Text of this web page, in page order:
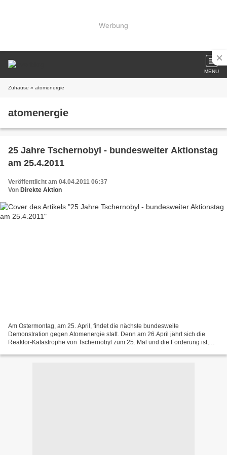
Werbung
MENU
Zuhause » atomenergie
atomenergie
25 Jahre Tschernobyl - bundesweiter Aktionstag
am 25.4.2011
Veröffentlicht am 04.04.2011 06:37
Von Direkte Aktion
Am Ostermontag, am 25. April, findet die nächste bundesweite
Demonstration gegen Atomenergie statt. Denn am 26.April jährt sich die
Reaktor-Katastrophe von Tschernobyl zum 25. Mal und die Forderung ist,